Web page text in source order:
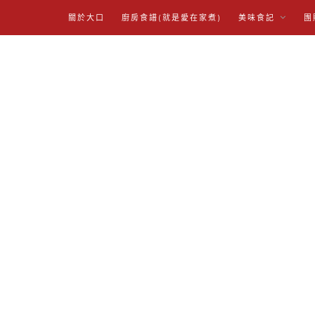
關於大口 廚房食譜(就是愛在家煮) 美味食記